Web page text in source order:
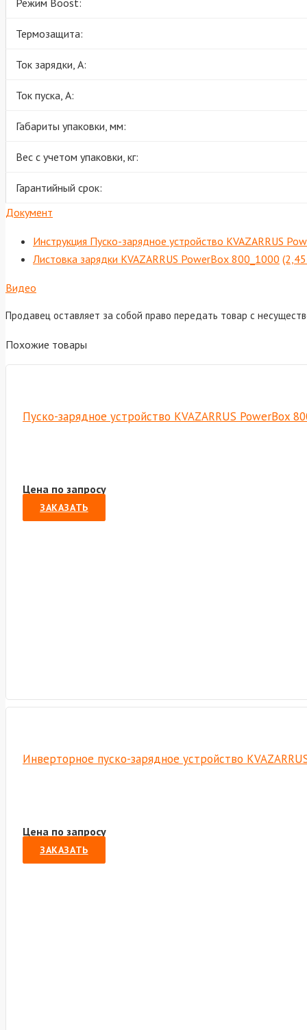
Режим Boost:
Термозащита:
Ток зарядки, А:
Ток пуска, А:
Габариты упаковки, мм:
Вес с учетом упаковки, кг:
Гарантийный срок:
Документ
Инструкция Пуско-зарядное устройство KVAZARRUS
Листовка зарядки KVAZARRUS PowerBox 800_1000
Видео
Продавец оставляет за собой право передать товар с
Похожие товары
Пуско-зарядное устройство KVAZARRUS PowerBox
Цена по запросу
ЗАКАЗАТЬ
Инверторное пуско-зарядное устройство
Цена по запросу
ЗАКАЗАТЬ